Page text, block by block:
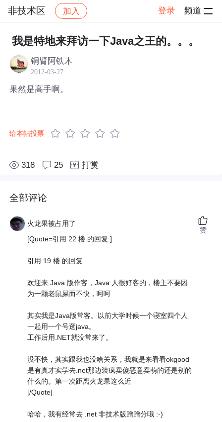
非技术区 加入 登录 频道
社区 非技术区 帖子详情
我是特地来拜访一下Java之王的。。。
铜臂阿铁木
2012-03-27
果然是高手啊。
给本帖投票
318 25 打赏
全部评论
火龙果被占用了
[Quote=引用 22 楼 的回复:]
引用 19 楼 的回复:
欢迎来 Java 版作客，Java 人很好客的，楼主不要因
为一颗老鼠屎而不快，呵呵
其实我是Java版常客。以前大学时候一个寝室四个人
一起用一个号逛java。
工作后用.NET就没常来了。
没不快，其实跟我也没啥关系，我就是来看看okgood
是有真才实学去.net那边装疯卖傻恶意卖萌的还是别的
什么的。第一次距离火龙果这么近
[/Quote]
哈哈，我有经常去 .net 非技术版蹭蹭分哦 :-)
赞